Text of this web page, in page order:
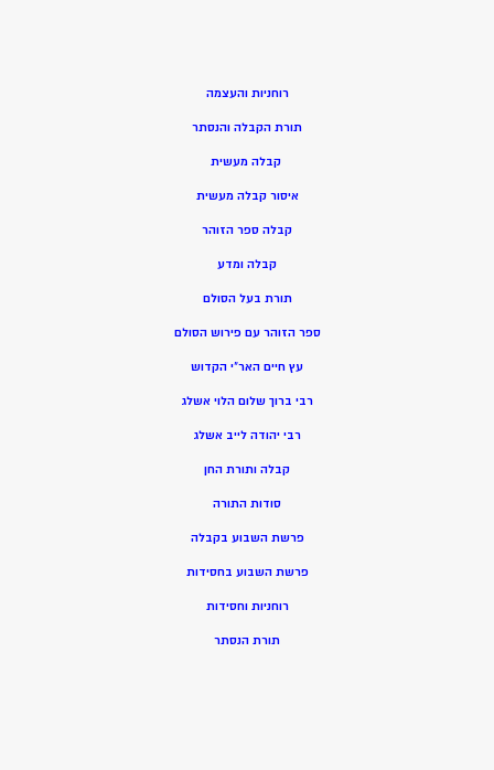
רוחניות והעצמה
תורת הקבלה והנסתר
קבלה מעשית
איסור קבלה מעשית
קבלה ספר הזוהר
קבלה ומדע
תורת בעל הסולם
ספר הזוהר עם פירוש הסולם
עץ חיים האר”י הקדוש
רבי ברוך שלום הלוי אשלג
רבי יהודה לייב אשלג
קבלה ותורת החן
סודות התורה
פרשת השבוע בקבלה
פרשת השבוע בחסידות
רוחניות וחסידות
תורת הנסתר